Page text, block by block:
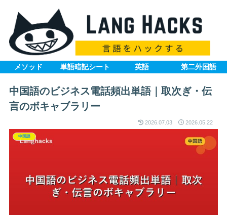
メソッド 単語暗記シート 英語 第二外国語
中国語のビジネス電話頻出単語｜取次ぎ・伝
言のボキャブラリー
2026.07.03 2026.05.22
中国語